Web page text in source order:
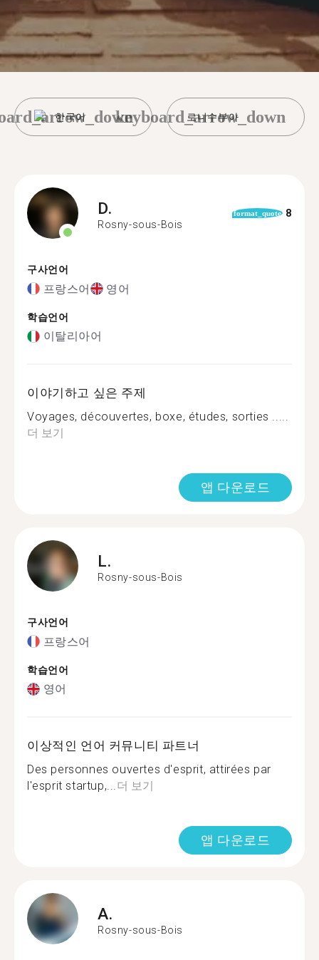
한국어 로니수부아
keyboard_arrow_down
D.
Rosny-sous-Bois
format_quote 8
구사언어
프랑스어 영어
학습언어
이탈리아어
이야기하고 싶은 주제
Voyages, découvertes, boxe, études, sorties .....
더 보기
앱 다운로드
L.
Rosny-sous-Bois
구사언어
프랑스어
학습언어
영어
이상적인 언어 커뮤니티 파트너
Des personnes ouvertes d'esprit, attirées par
l'esprit startup,...더 보기
앱 다운로드
A.
Rosny-sous-Bois